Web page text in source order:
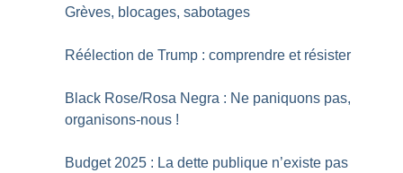
Grèves, blocages, sabotages
Réélection de Trump : comprendre et résister
Black Rose/Rosa Negra : Ne paniquons pas,
organisons-nous !
Budget 2025 : La dette publique n’existe pas